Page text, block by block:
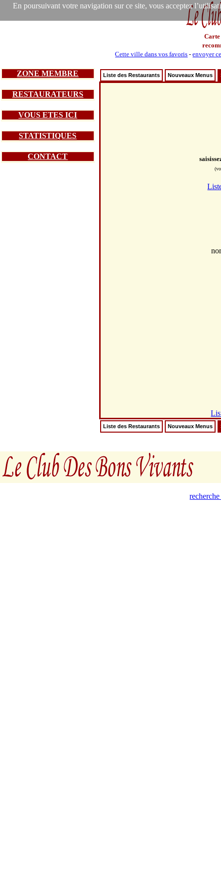
En poursuivant votre navigation sur ce site, vous acceptez
Carte
Cette ville dans vos favoris -envoyer
ZONE MEMBRE
RESTAURATEURS
VOUS ETES ICI
STATISTIQUES
CONTACT
Liste des Restaurants Nouveaux Menus
Liste des Restaurants Nouveaux Menus